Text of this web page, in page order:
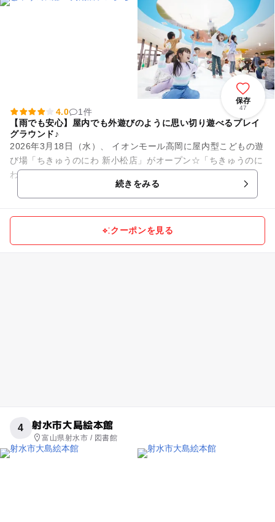
保存
47
4.0
1件
【雨でも安心】屋内でも外遊びのように思い切り遊べるプレイ
グラウンド♪
2026年3月18日（水）、 イオンモール高岡に屋内型こどもの遊
び場「ちきゅうのにわ 新小松店」がオープン☆「ちきゅうのに
わ」は0歳から12歳までの子どもとそのファミリーを対象に、
続きをみる
クーポンを見る
4 射水市大島絵本館
富山県射水市 / 図書館